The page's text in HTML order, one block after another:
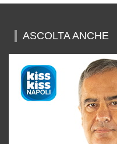
minutes,
35
seconds
ASCOLTA ANCHE